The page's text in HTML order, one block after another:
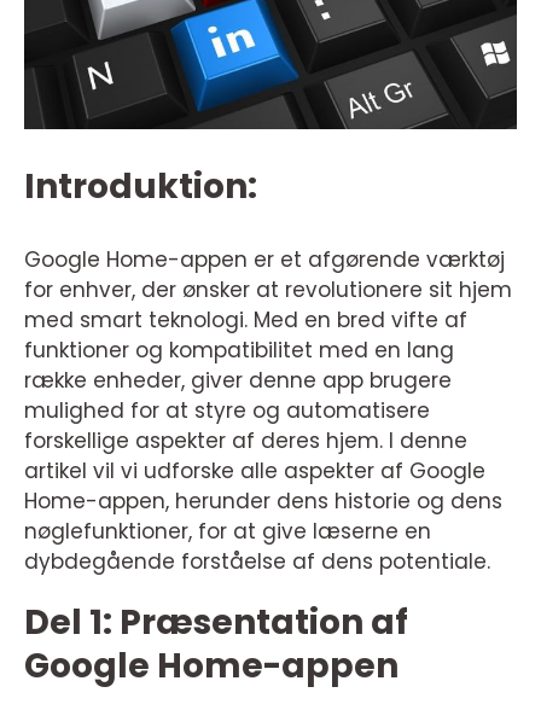
Introduktion:
Google Home-appen er et afgørende værktøj
for enhver, der ønsker at revolutionere sit hjem
med smart teknologi. Med en bred vifte af
funktioner og kompatibilitet med en lang
række enheder, giver denne app brugere
mulighed for at styre og automatisere
forskellige aspekter af deres hjem. I denne
artikel vil vi udforske alle aspekter af Google
Home-appen, herunder dens historie og dens
nøglefunktioner, for at give læserne en
dybdegående forståelse af dens potentiale.
Del 1: Præsentation af
Google Home-appen